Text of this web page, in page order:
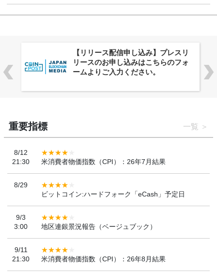
株式会社PlnX、アジア最大級のグロ
ーバルWeb3カンファレンス
「WebX2026」とのコラボレーショ
重要指標 一覧
8/12
21:30
米消費者物価指数（CPI）：26年7月結果
8/29
ビットコイン:ハードフォーク「eCash」予定日
9/3
3:00
地区連銀景況報告（ベージュブック）
9/11
21:30
米消費者物価指数（CPI）：26年8月結果